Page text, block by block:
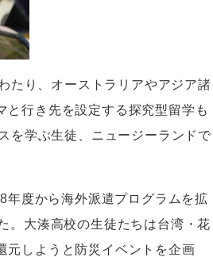
たり、オーストラリアやアジア諸
と行き先を設定する探究型留学も
を学ぶ生徒、ニュージーランドで
度から海外派遣プログラムを拡
。大湊高校の生徒たちは台湾・花
元しようと防災イベントを企画